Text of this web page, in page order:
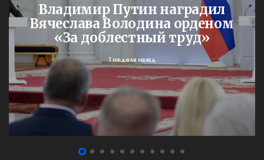
Владимир Путин наградил
Вячеслава Володина орденом
«За доблестный труд»
1 неделя назад